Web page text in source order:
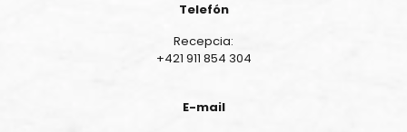
Telefón
Recepcia:
+421 911 854 304
E-mail